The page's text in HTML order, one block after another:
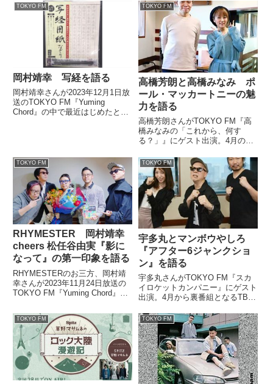
TOKYO FM
岡村靖幸 写経を語る
岡村靖幸さんが2023年12月1日放
送のTOKYO FM『Yuming
Chord』の中で最近はじめたとい
TOKYO FM
高橋芳朗と高橋みなみ ポ
ール・マッカートニーの魅
力を語る
高橋芳朗さんがTOKYO FM『高
橋みなみの「これから、何す
る？」』にゲスト出演。4月の来
トニーの魅力を高橋みなみさんに
紹介していました。 今日は『こ
れ何TODAY』をお休みして、
『ポールマッカートニーぷち特...
TOKYO FM
RHYMESTER 岡村靖幸
cheers 松任谷由実『影に
なって』の第一印象を語る
RHYMESTERのお三方、岡村靖
幸さんが2023年11月24日放送の
TOKYO FM『Yuming Chord』に
乾杯!! 』収録曲、岡村靖幸
cheers 松任谷由実『影になっ
て』を聞きながらトークしていま
した。
TOKYO FM
宇多丸とマンボウやしろ
『アフター6ジャンクショ
ン』を語る
宇多丸さんがTOKYO FM『スカ
イロケットカンパニー』にゲスト
出演。4月から裏番組となるTBS
ン』について、マンボウやしろさ
ん、浜崎美保さんと話していまし
た。本日のゲストは
RHYMESTER 宇多丸さんでし
た...
TOKYO FM TOKYO FM